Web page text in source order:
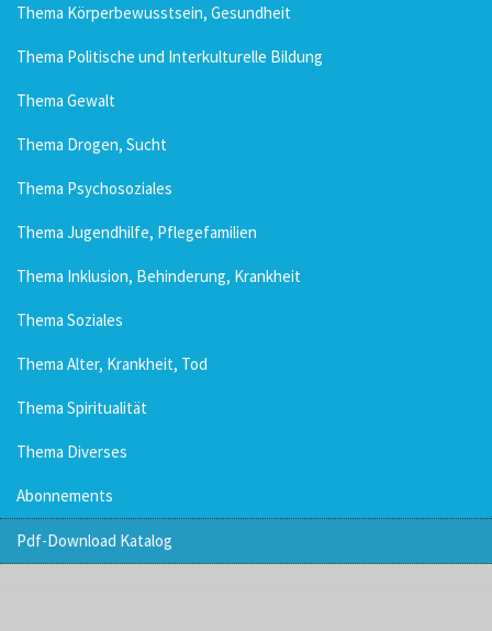
Thema Körperbewusstsein, Gesundheit
Thema Politische und Interkulturelle Bildung
Thema Gewalt
Thema Drogen, Sucht
Thema Psychosoziales
Thema Jugendhilfe, Pflegefamilien
Thema Inklusion, Behinderung, Krankheit
Thema Soziales
Thema Alter, Krankheit, Tod
Thema Spiritualität
Thema Diverses
Abonnements
Pdf-Download Katalog